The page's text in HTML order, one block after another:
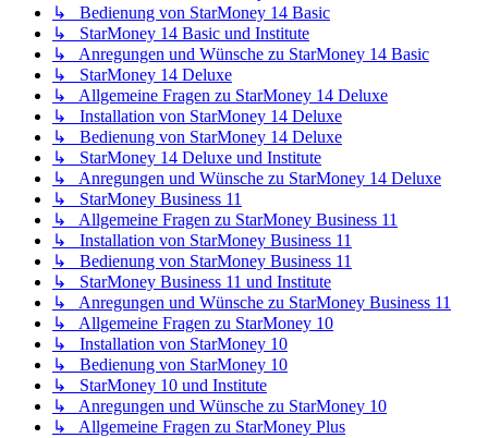
↳ Bedienung von StarMoney 14 Basic
↳ StarMoney 14 Basic und Institute
↳ Anregungen und Wünsche zu StarMoney 14 Basic
↳ StarMoney 14 Deluxe
↳ Allgemeine Fragen zu StarMoney 14 Deluxe
↳ Installation von StarMoney 14 Deluxe
↳ Bedienung von StarMoney 14 Deluxe
↳ StarMoney 14 Deluxe und Institute
↳ Anregungen und Wünsche zu StarMoney 14 Deluxe
↳ StarMoney Business 11
↳ Allgemeine Fragen zu StarMoney Business 11
↳ Installation von StarMoney Business 11
↳ Bedienung von StarMoney Business 11
↳ StarMoney Business 11 und Institute
↳ Anregungen und Wünsche zu StarMoney Business 11
↳ Allgemeine Fragen zu StarMoney 10
↳ Installation von StarMoney 10
↳ Bedienung von StarMoney 10
↳ StarMoney 10 und Institute
↳ Anregungen und Wünsche zu StarMoney 10
↳ Allgemeine Fragen zu StarMoney Plus